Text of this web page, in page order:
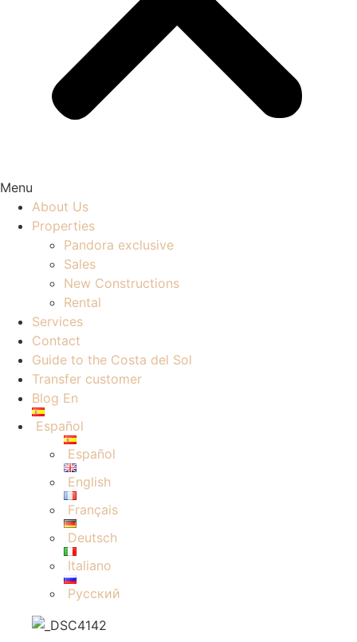
Menu
About Us
Properties
Pandora exclusive
Sales
New Constructions
Rental
Services
Contact
Guide to the Costa del Sol
Transfer customer
Blog En
Español
Español
English
Français
Deutsch
Italiano
Русский